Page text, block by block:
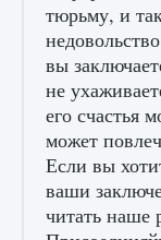
Как
оружия в MW3
9 августа 2024
тюрьму, и
вы
не
его счастья
может
Если вы
ваши
читать наше